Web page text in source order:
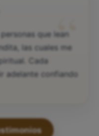
“
que lean
las cuales me
Cada
adelante confiando